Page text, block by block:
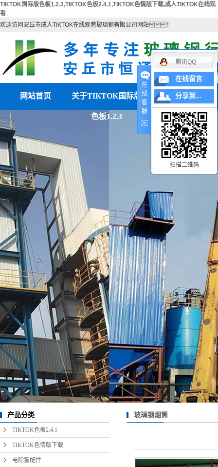
TIKTOK国际版色板1.2.3,TIKTOK色板2.4.1,TIKTOK色情版下载,成人TIKTOK在线观
看
欢迎访问安丘市成人TIKTOK在线观看玻璃钢有限公司网站！
网站首页 关于TIKTOK国际版
色板1.2.3
公司简介
产品中心
TIKTOK色板2.4.1
TIKTOK色情版下载
电除雾配件
湿电除尘器
湿电重锤
TIKTOK国际版色板
1.2.3
热风清扫箱
玻璃钢烟道
大型TIKTOK国际版色
板1.2.3
产品分类
TIKTOK色板2.4.1
TIKTOK色情版下载
电除雾配件
玻璃钢烟筒
在
线
客
服
腾讯QQ
在线留言
分享到...
扫描二维码